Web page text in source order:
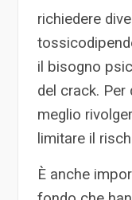
richiedere
il bisogno
del crack.
meglio
limitare il
È anche